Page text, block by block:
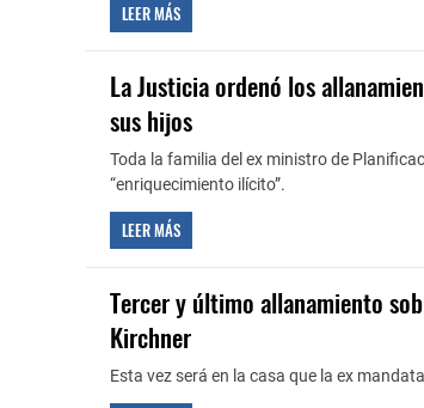
LEER MÁS
La Justicia ordenó los
sus hijos
Toda la familia del ex ministro de
“enriquecimiento ilícito”.
LEER MÁS
Tercer y último allanamiento
Kirchner
Esta vez será en la casa que la ex